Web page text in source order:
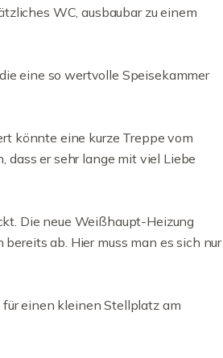
WC, ausbaubar zu einem
eine so wertvolle Speisekammer
könnte eine kurze Treppe vom
dass er sehr lange mit viel Liebe
Die neue Weißhaupt-Heizung
ab. Hier muss man es sich nur
einen kleinen Stellplatz am